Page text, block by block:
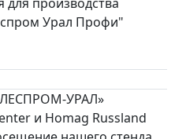
Урал Профи"
УРАЛ»
и Homag Russland